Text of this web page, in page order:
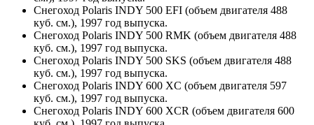
Снегоход Polaris INDY 500 EFI (объем двигателя 488
куб. см.), 1997 год выпуска.
Снегоход Polaris INDY 500 RMK (объем двигателя 488
куб. см.), 1997 год выпуска.
Снегоход Polaris INDY 500 SKS (объем двигателя 488
куб. см.), 1997 год выпуска.
Снегоход Polaris INDY 600 XC (объем двигателя 597
куб. см.), 1997 год выпуска.
Снегоход Polaris INDY 600 XCR (объем двигателя 600